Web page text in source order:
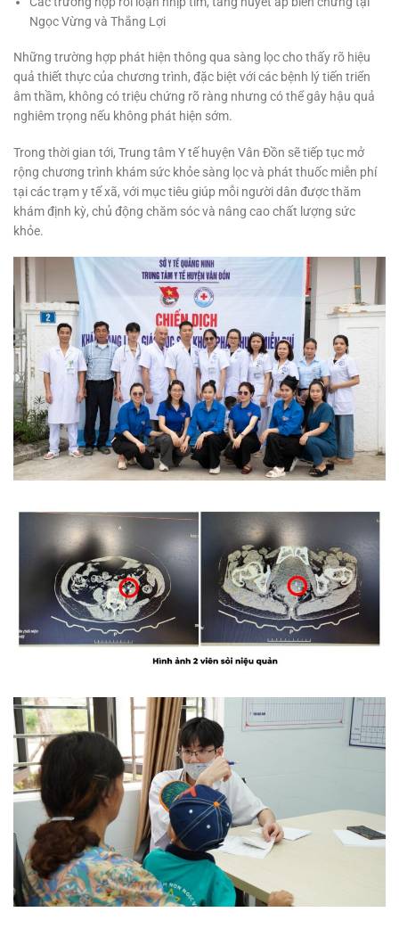
Ngọc Vừng và Thắng Lợi
Những trường hợp phát hiện thông qua sàng lọc cho thấy rõ hiệu
quả thiết thực của chương trình, đặc biệt với các bệnh lý tiến triển
âm thầm, không có triệu chứng rõ ràng nhưng có thể gây hậu quả
nghiêm trọng nếu không phát hiện sớm.
Trong thời gian tới, Trung tâm Y tế huyện Vân Đồn sẽ tiếp tục mở
rộng chương trình khám sức khỏe sàng lọc và phát thuốc miễn phí
tại các trạm y tế xã, với mục tiêu giúp mỗi người dân được thăm
khám định kỳ, chủ động chăm sóc và nâng cao chất lượng sức
khỏe.